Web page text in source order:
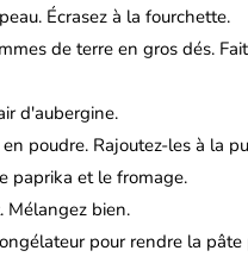
Écrasez à la fourchette.
de terre en gros dés.
d'aubergine.
poudre. Rajoutez-les à la
paprika et le fromage.
Mélangez bien.
pour rendre la pâte